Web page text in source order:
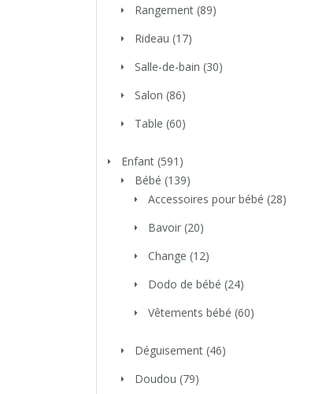
Rangement (89)
Rideau (17)
Salle-de-bain (30)
Salon (86)
Table (60)
Enfant (591)
Bébé (139)
Accessoires pour bébé (28)
Bavoir (20)
Change (12)
Dodo de bébé (24)
Vêtements bébé (60)
Déguisement (46)
Doudou (79)